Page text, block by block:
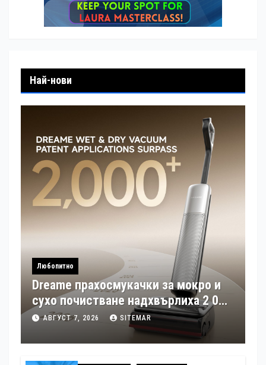
Най-нови
Любопитно
Dreame прахосмукачки за мокро и
сухо почистване надхвърлиха 2 000
патентни заявки в световен мащаб
АВГУСТ 7, 2026 SITEMAR